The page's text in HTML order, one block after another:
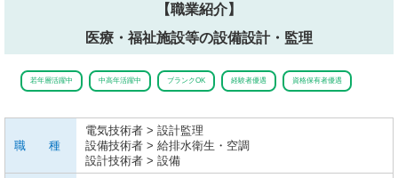
【職業紹介】
医療・福祉施設等の設備設計・監理
若年層活躍中 中高年活躍中 ブランクOK 経験者優遇 資格保有者優遇
職 種
電気技術者 > 設計監理
設備技術者 > 給排水衛生・空調
設計技術者 > 設備